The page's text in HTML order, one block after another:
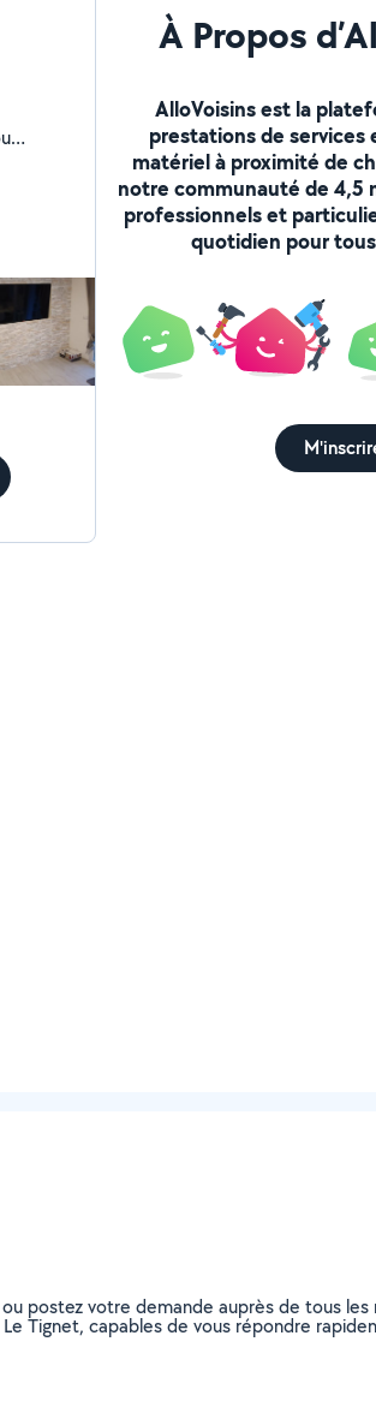
à
À Propos
AlloVoisins est la
prestations de services
matériel à proximité de
notre communauté de 4,5
professionnels et
quotidien pour
postez votre demande auprès de tous
Tignet, capables de vous répondre